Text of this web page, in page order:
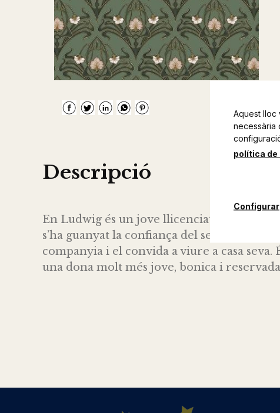
Descripció
En Ludwig és un jove llicenciat d’origen
s’ha guanyat la confiança del seu cap, el
companyia i el convida a viure a casa seva.
una dona molt més jove, bonica i
Aquest lloc
necessària
política de
Configurar